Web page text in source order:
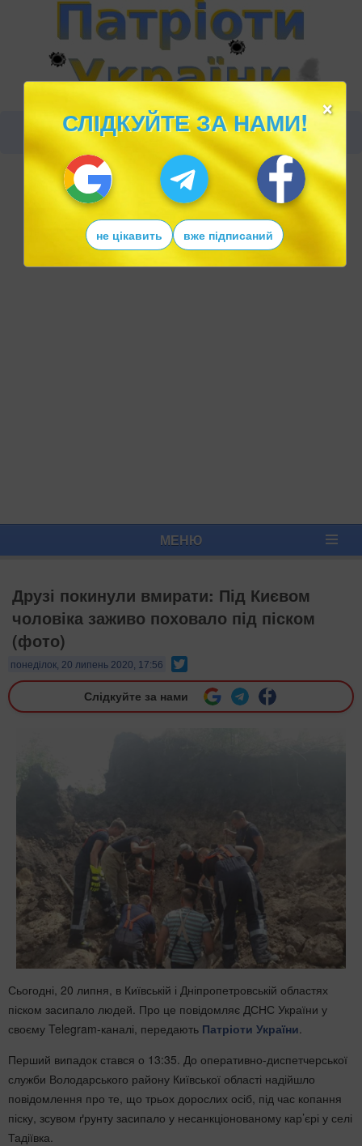
МЕНЮ
Друзі покинули вмирати: Під Києвом
чоловіка заживо поховало під піском
(фото)
понеділок, 20 липень 2020, 17:56
Слідкуйте за нами
Сьогодні, 20 липня, в Київській і Дніпропетровській областях
піском засипало людей. Про це повідомляє ДСНС України у
своєму Telegram-каналі, передають Патріоти України
Перший випадок стався о 13:35. До оперативно-диспетчерської
служби Володарського району Київської області надійшло
повідомлення про те, що трьох дорослих осіб, під час копання
піску, зсувом ґрунту засипало у несанкціонованому кар’єрі у селі
Тадіївка.
×
СЛІДКУЙТЕ ЗА НАМИ!
не цікавить вже підписаний